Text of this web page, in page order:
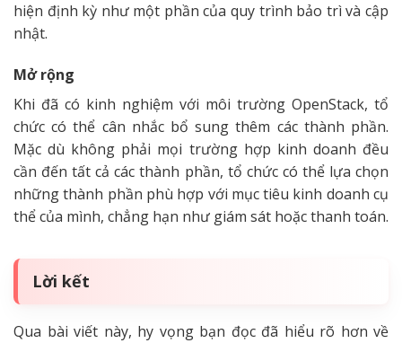
hiện định kỳ như một phần của quy trình bảo trì và cập
nhật.
Mở rộng
Khi đã có kinh nghiệm với môi trường OpenStack, tổ
chức có thể cân nhắc bổ sung thêm các thành phần.
Mặc dù không phải mọi trường hợp kinh doanh đều
cần đến tất cả các thành phần, tổ chức có thể lựa chọn
những thành phần phù hợp với mục tiêu kinh doanh cụ
thể của mình, chẳng hạn như giám sát hoặc thanh toán.
Lời kết
Qua bài viết này, hy vọng bạn đọc đã hiểu rõ hơn về